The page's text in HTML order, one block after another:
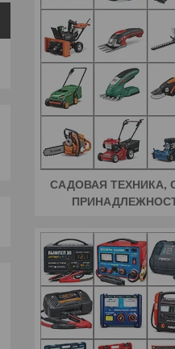
САДОВАЯ ТЕХНИКА,